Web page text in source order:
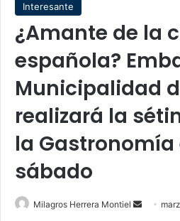
Interesante
¿Amante de la
española?
Municipalidad
realizará la
la Gastronomía
sábado
Milagros Herrera Montiel
Send